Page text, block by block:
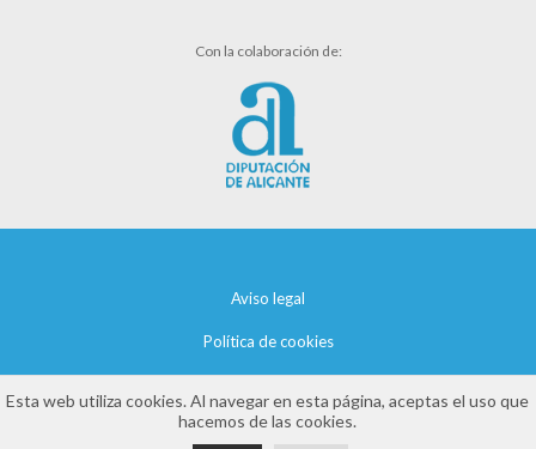
Con la colaboración de:
Aviso legal
Política de cookies
Esta web utiliza cookies. Al navegar en esta página, aceptas el uso que
hacemos de las cookies.